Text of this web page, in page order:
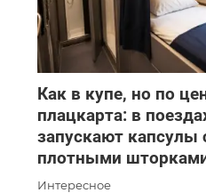
Как в купе, но по
плацкарта: в
запускают капсулы
плотными
Интересное